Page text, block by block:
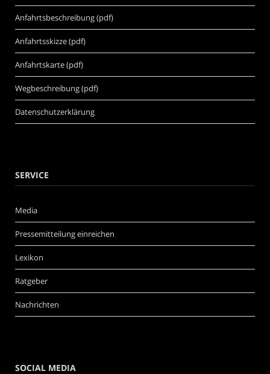
Anfahrtsbeschreibung (pdf)
Anfahrtsskizze (pdf)
Anfahrtskarte (pdf)
Wegbeschreibung (pdf)
Datenschutzerklärung
SERVICE
Media
Pressemitteilung einreichen
Lexikon
Ratgeber
Nachrichten
SOCIAL MEDIA